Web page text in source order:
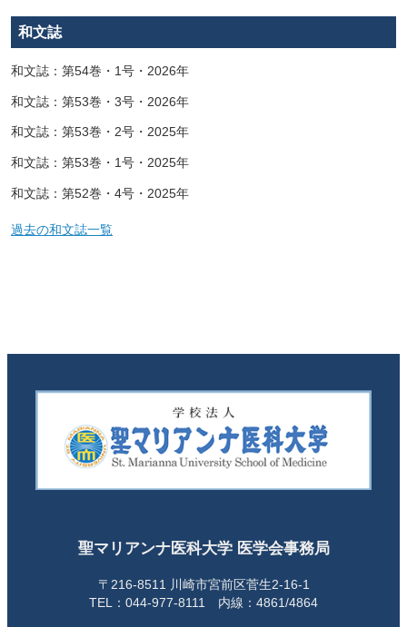
和文誌
和文誌：第54巻・1号・2026年
和文誌：第53巻・3号・2026年
和文誌：第53巻・2号・2025年
和文誌：第53巻・1号・2025年
和文誌：第52巻・4号・2025年
過去の和文誌一覧
聖マリアンナ医科大学 医学会事務局
〒216-8511 川崎市宮前区菅生2-16-1
TEL：044-977-8111 内線：4861/4864